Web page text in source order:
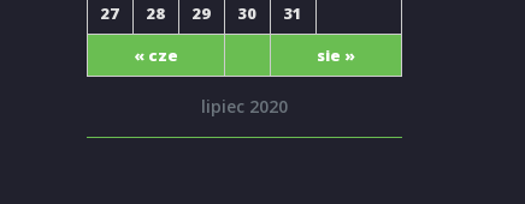
lipiec 2020
« cze sie »
27
28 29 30 31